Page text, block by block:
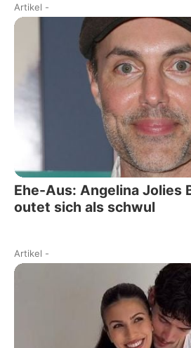
Artikel -
Ehe-Aus: Angelina Jolies
outet sich als schwul
Artikel -